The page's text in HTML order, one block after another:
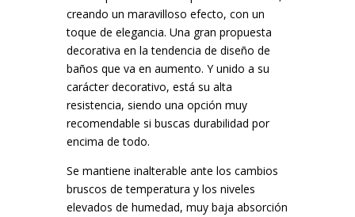
creando un maravilloso efecto, con un
toque de elegancia. Una gran propuesta
decorativa en la tendencia de diseño de
baños que va en aumento. Y unido a su
carácter decorativo, está su alta
resistencia, siendo una opción muy
recomendable si buscas durabilidad por
encima de todo.
Se mantiene inalterable ante los cambios
bruscos de temperatura y los niveles
elevados de humedad, muy baja absorción